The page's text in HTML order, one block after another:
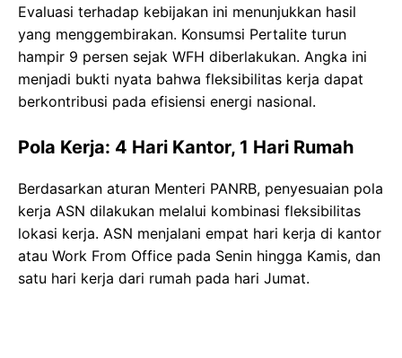
Evaluasi terhadap kebijakan ini menunjukkan hasil
yang menggembirakan. Konsumsi Pertalite turun
hampir 9 persen sejak WFH diberlakukan. Angka ini
menjadi bukti nyata bahwa fleksibilitas kerja dapat
berkontribusi pada efisiensi energi nasional.
Pola Kerja: 4 Hari Kantor, 1 Hari Rumah
Berdasarkan aturan Menteri PANRB, penyesuaian pola
kerja ASN dilakukan melalui kombinasi fleksibilitas
lokasi kerja. ASN menjalani empat hari kerja di kantor
atau Work From Office pada Senin hingga Kamis, dan
satu hari kerja dari rumah pada hari Jumat.